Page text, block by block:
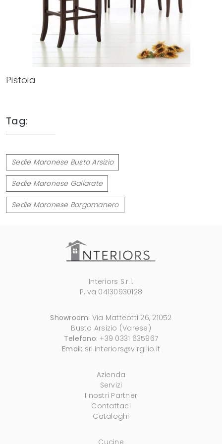
Pistoia
Tag:
Sedie Maronese Busto Arsizio
Sedie Maronese Gallarate
Sedie Maronese Borgomanero
Interiors S.r.l.
P.Iva 04130930128
Showroom: Via Matteotti 26, 21052
Busto Arsizio (Varese)
Telefono: +39 0331 635967
Email: srl.interiors@virgilio.it
Azienda
Servizi
I nostri Partner
Contattaci
Cataloghi
Cucine